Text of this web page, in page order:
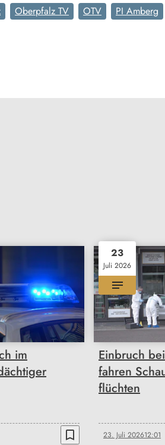
Oberpfalz TV OTV PI Amberg
im
bookmark_border
23
Juli 2026
Einbruch
fahren
flüchten
23. Juli 202612:01